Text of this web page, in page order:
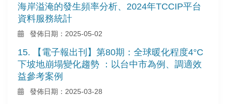
海岸溢淹的發生頻率分析、2024年TCCIP平台
資料服務統計
發佈日期：2025-05-02
15. 【電子報出刊】第80期：全球暖化程度4°C
下坡地崩塌變化趨勢 ：以台中市為例、調適效
益參考案例
發佈日期：2025-03-28